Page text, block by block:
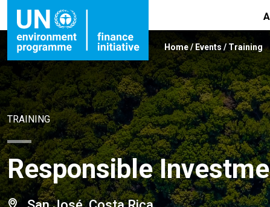
Home/ Events / Training
TRAINING
Responsible